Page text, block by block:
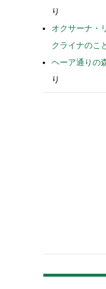
り
オクサーナ・
クライナのこ
ヘーア通りの
り